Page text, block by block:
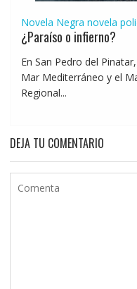
Novela Negra novela
¿Paraíso o infierno?
En San Pedro del
Mar Mediterráneo y el
Regional...
DEJA TU COMENTARIO